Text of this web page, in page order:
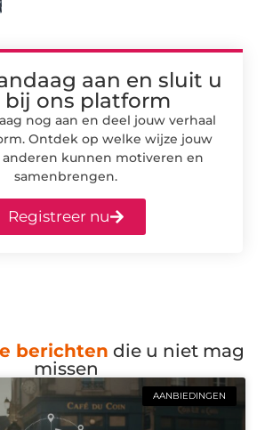
aan en sluit u
bij ons platform
nog aan en deel jouw verhaal
Ontdek op welke wijze jouw
kunnen motiveren en
samenbrengen.
Registreer nu
berichten die u niet mag
missen
AANBIEDINGEN